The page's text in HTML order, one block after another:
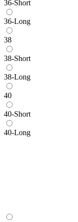
36-Short
36-Long
38
38-Short
38-Long
40
40-Short
40-Long